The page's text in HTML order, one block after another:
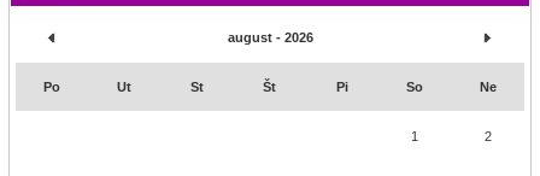
august - 2026
Po Ut St Št Pi So Ne
1 2